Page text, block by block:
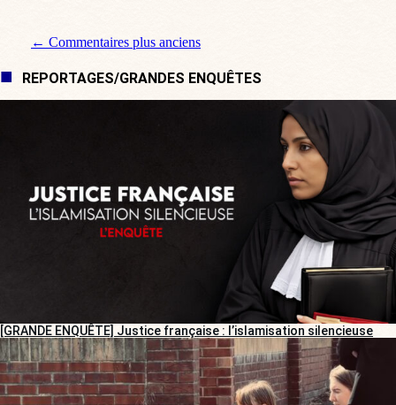
Navigation de commentaire
← Commentaires plus anciens
REPORTAGES/GRANDES ENQUÊTES
[GRANDE ENQUÊTE] Justice française : l’islamisation silencieuse